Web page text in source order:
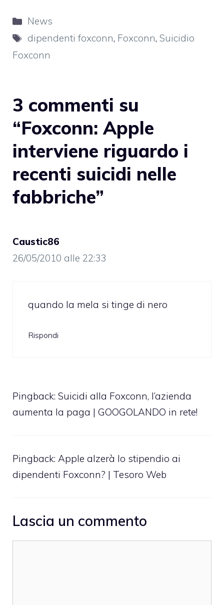
Categorie
News
Tag
dipendenti foxconn, Foxconn,Suicidio
Foxconn
3 commenti su
“Foxconn: Apple
interviene riguardo i
recenti suicidi nelle
fabbriche”
Caustic86
26/05/2010 alle 22:33
quando la mela si tinge di nero
Rispondi
Pingback: Suicidi alla Foxconn, l’azienda
aumenta la paga | GOOGOLANDO in rete!
Pingback: Apple alzerà lo stipendio ai
dipendenti Foxconn? | Tesoro Web
Lascia un commento